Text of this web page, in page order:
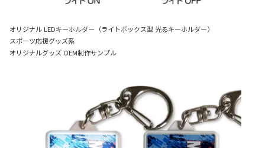
オリジナル LEDキーホルダー（ライトボックス型 光るキーホルダー）
スポーツ応援グッズ系
オリジナルグッズ OEM制作サンプル